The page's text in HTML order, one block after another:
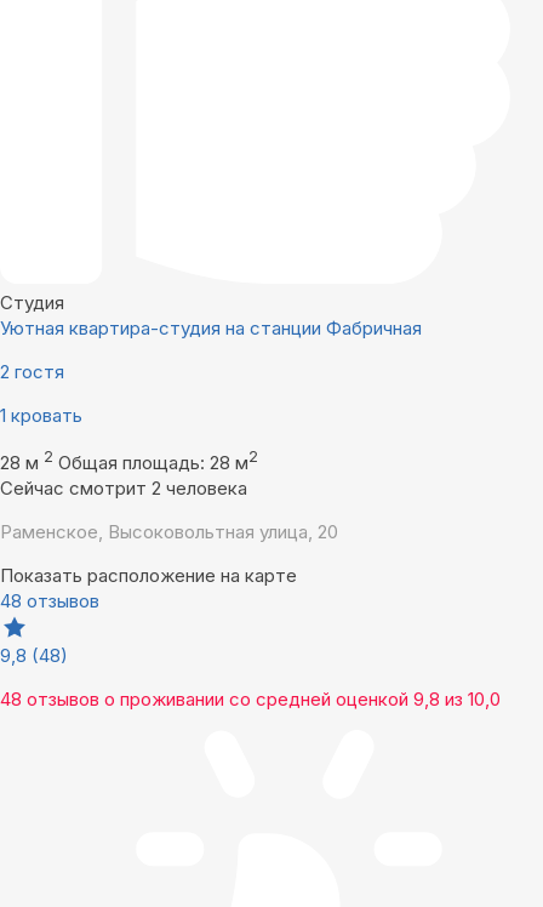
Студия
Уютная квартира-студия на станции Фабричная
2 гостя
1 кровать
28 м 2 Общая площадь: 28 м2
Сейчас смотрит 2 человека
Раменское, Высоковольтная улица, 20
Показать расположение на карте
48 отзывов
9,8 (48)
48 отзывов о проживании со средней оценкой 9,8 из 10,0